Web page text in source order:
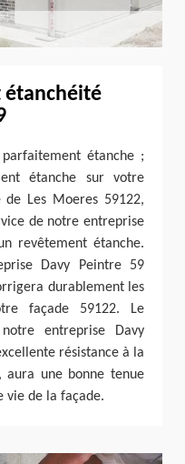
étanchéité
parfaitement étanche ;
étanche sur votre
Les Moeres 59122,
de notre entreprise
revêtement étanche.
Davy Peintre 59
durablement les
façade 59122. Le
entreprise Davy
résistance à la
une bonne tenue
vie de la façade.